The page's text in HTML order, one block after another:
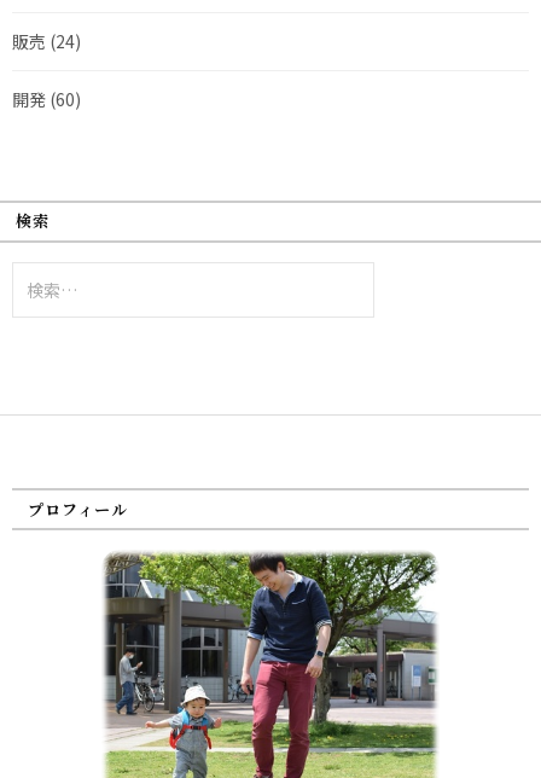
販売 (24)
開発 (60)
検索
索:
プロフィール